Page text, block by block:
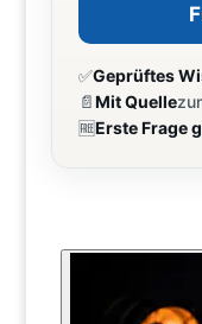
✅Geprüftes
📄Mit Quelle
🆓Erste Frage